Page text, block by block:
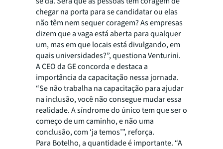
chegar na porta para se candidatar ou elas
não têm nem sequer coragem? As empresas
dizem que a vaga está aberta para qualquer
um, mas em que locais está divulgando, em
quais universidades?”, questiona Venturini.
A CEO da GE concorda e destaca a
importância da capacitação nessa jornada.
“Se não trabalha na capacitação para ajudar
na inclusão, você não consegue mudar essa
realidade. A síndrome do único tem que ser o
começo de um caminho, e não uma
conclusão, com ‘ja temos’”, reforça.
Para Botelho, a quantidade é importante. “A